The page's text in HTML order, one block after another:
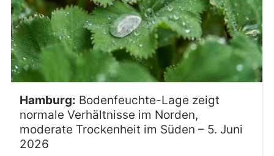
Hamburg: Bodenfeuchte-Lage zeigt
normale Verhältnisse im Norden,
moderate Trockenheit im Süden – 5. Juni
2026